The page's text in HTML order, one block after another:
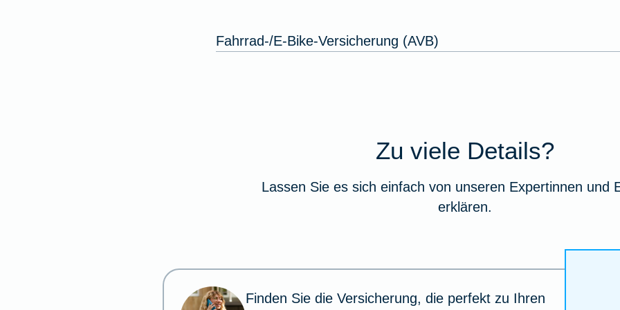
Fahrrad-/E-Bike-Versicherung (AVB)
Zu viele Details?
Lassen Sie es sich einfach von unseren Expertinnen und
erklären.
Finden Sie die Versicherung, die perfekt zu Ihren